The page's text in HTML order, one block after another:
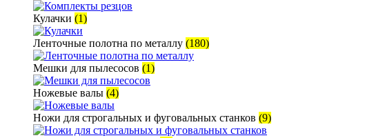
Кулачки (1)
Ленточные полотна по металлу (180)
Мешки для пылесосов (1)
Ножевые валы (4)
Ножи для строгальных и фуговальных станков (9)